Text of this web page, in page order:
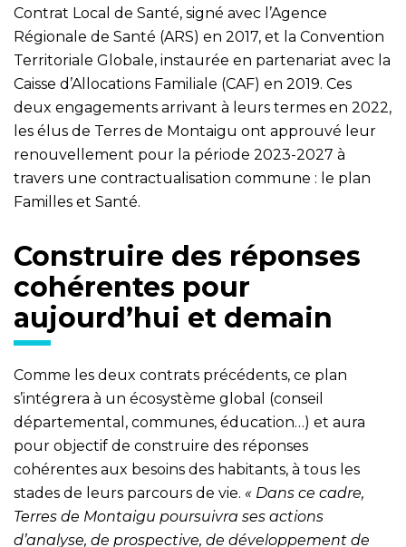
Contrat Local de Santé, signé avec l’Agence
Régionale de Santé (ARS) en 2017, et la Convention
Territoriale Globale, instaurée en partenariat avec la
Caisse d’Allocations Familiale (CAF) en 2019. Ces
deux engagements arrivant à leurs termes en 2022,
les élus de Terres de Montaigu ont approuvé leur
renouvellement pour la période 2023-2027 à
travers une contractualisation commune : le plan
Familles et Santé.
Construire des réponses
cohérentes pour
aujourd’hui et demain
Comme les deux contrats précédents, ce plan
s’intégrera à un écosystème global (conseil
départemental, communes, éducation…) et aura
pour objectif de construire des réponses
cohérentes aux besoins des habitants, à tous les
stades de leurs parcours de vie. « Dans ce cadre,
Terres de Montaigu poursuivra ses actions
d’analyse, de prospective, de développement de